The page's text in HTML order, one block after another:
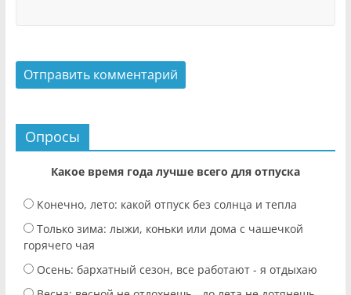
Опросы
Какое время года лучше всего для отпуска
Конечно, лето: какой отпуск без солнца и тепла
Только зима: лыжи, коньки или дома с чашечкой
горячего чая
Осень: бархатный сезон, все работают - я отдыхаю